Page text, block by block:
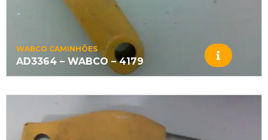
WABCO CAMINHÕES
AD3364 – WABCO – 4179